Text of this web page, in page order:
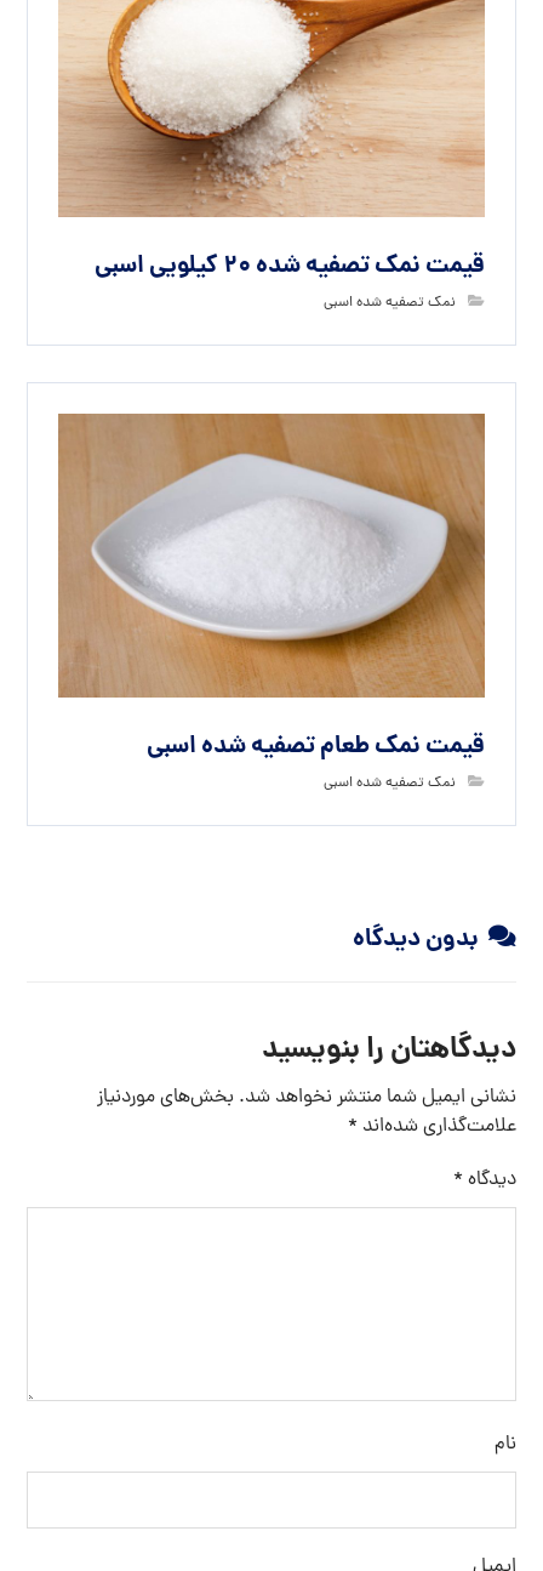
قیمت نمک تصفیه شده 20 کیلویی اسبی
نمک تصفیه شده اسبی
قیمت نمک طعام تصفیه شده اسبی
نمک تصفیه شده اسبی
بدون دیدگاه
دیدگاهتان را بنویسید
نشانی ایمیل شما منتشر نخواهد شد. بخش‌های موردنیاز
علامت‌گذاری شده‌اند *
دیدگاه *
نام